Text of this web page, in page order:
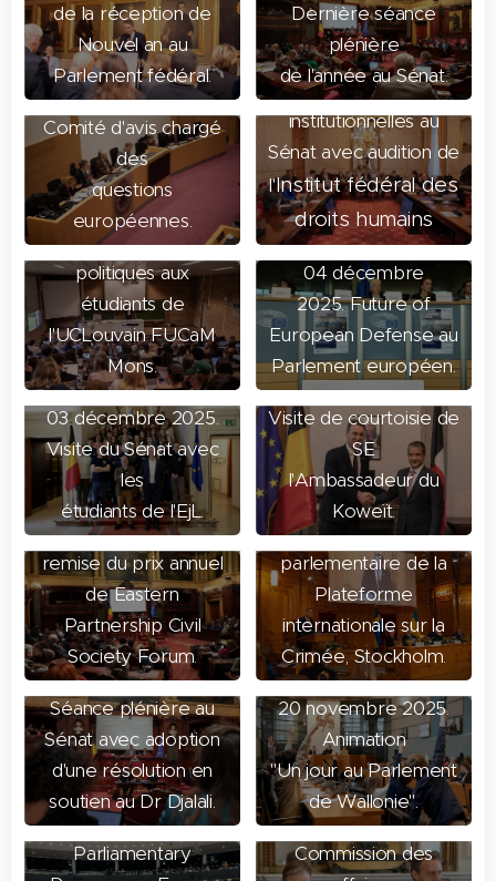
de la réception de
Nouvel an au
Parlement fédéral.
Dernière séance
plénière
de l'année au Sénat.
18 décembre 2025.
Échange de vues avec
le Premier Ministre -
Comité d'avis chargé
des
questions
européennes.
15 décembre 2025.
Commission des
affaires
institutionnelles au
Sénat avec audition de
l'Institut fédéral des
droits humains
08 décembre 2025.
Cours en sciences
politiques aux
étudiants de
l'UCLouvain FUCaM
Mons.
04 décembre
2025. Future of
European Defense au
Parlement européen.
03 décembre 2025.
Visite du Sénat avec
les
étudiants de l'EjL.
02 décembre 2025.
Visite de courtoisie de
SE
l'Ambassadeur du
Koweït.
02 décembre 2025.
Discours lors de la
remise du prix annuel
de Eastern
Partnership Civil
Society Forum.
24 novembre
2025. Sommet
parlementaire de la
Plateforme
internationale sur la
Crimée, Stockholm.
21 novembre 2025.
Séance plénière au
Sénat avec adoption
d'une résolution en
soutien au Dr Djalali.
20 novembre 2025.
Animation
"Un jour au Parlement
de Wallonie".
19 novembre. EU
Parliamentary
17 novembre 2025.
Commission des